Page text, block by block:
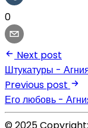
0
Next post
Штукатуры -
Previous post
Его любовь -